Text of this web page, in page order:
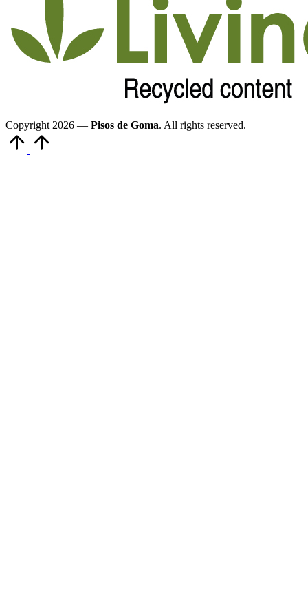
Copyright 2026 — Pisos de Goma. All rights reserved.